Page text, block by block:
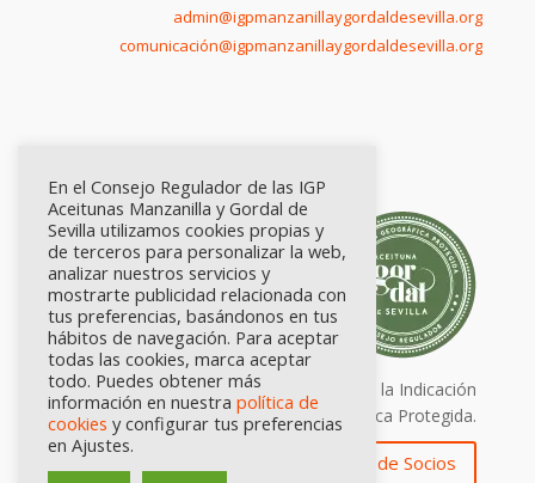
admin@igpmanzanillaygordaldesevilla.org
comunicación@igpmanzanillaygordaldesevilla.org
Calidad certificada por Origen. Sellos de la Indicación
Geográfica Protegida.
Zona de Socios
En el Consejo Regulador de las IGP
Aceitunas Manzanilla y Gordal de
Sevilla utilizamos cookies propias y
de terceros para personalizar la web,
analizar nuestros servicios y
mostrarte publicidad relacionada con
tus preferencias, basándonos en tus
hábitos de navegación. Para aceptar
todas las cookies, marca aceptar
todo. Puedes obtener más
información en nuestra política de
cookies y configurar tus preferencias
en Ajustes.